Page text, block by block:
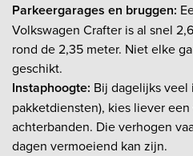
Parkeergarages en bruggen:
Volkswagen Crafter is al snel
rond de 2,35 meter. Niet elke
geschikt.
Instaphoogte: Bij dagelijks veel
pakketdiensten), kies liever
achterbanden. Die verhogen
dagen vermoeiend kan zijn.